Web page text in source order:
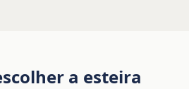
a esteira